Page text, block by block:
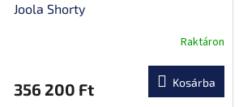
Joola Shorty
Raktáron
356 200 Ft Kosárba